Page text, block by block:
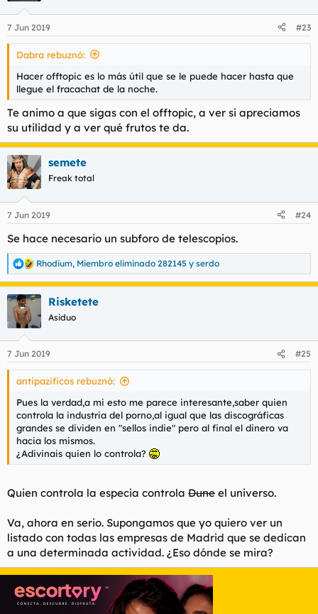
e
s
7 Jun 2019 #23
Dabra rebuznó:
Hacer offtopic es lo más útil que se le puede hacer hasta que
llegue el fracachat de la noche.
Te animo a que sigas con el offtopic, a ver si apreciamos
su utilidad y a ver qué frutos te da.
semete
Freak total
7 Jun 2019 #24
Se hace necesario un subforo de telescopios.
R
e
a
c
c
e
s
Rhodium, Miembro eliminado 282145 y serdo
Risketete
Asiduo
7 Jun 2019 #25
antipazificos rebuznó:
Pues la verdad,a mi esto me parece interesante,saber quien
controla la industria del porno,al igual que las discográficas
grandes se dividen en "sellos indie" pero al final el dinero va
hacia los mismos.
¿Adivinais quien lo controla?
Quien controla la especia controla Dune el universo.
Va, ahora en serio. Supongamos que yo quiero ver un
listado con todas las empresas de Madrid que se dedican
a una determinada actividad. ¿Eso dónde se mira?